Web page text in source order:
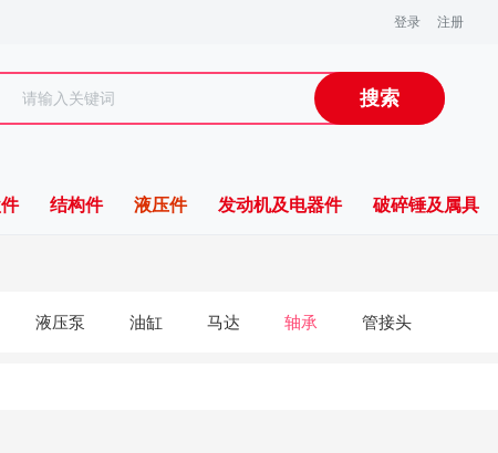
登录 注册
搜索
结构件 液压件 发动机及电器件 破碎锤及属具
液压泵 油缸 马达 轴承 管接头